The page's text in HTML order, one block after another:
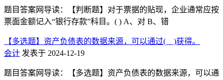
题目答案网导读：【判断题】对于票据的贴现，企业通常应按
票面金额记入“银行存款”科目。( ) A、对 B、错
【多选题】资产负债表的数据来源，可以通过( )获得。
会计 发表于 2024-12-19
题目答案网导读：【多选题】资产负债表的数据来源，可以通